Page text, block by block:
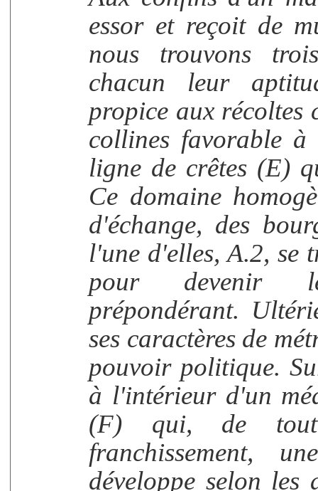
essor et reçoit de
nous trouvons
chacun leur
propice aux récoltes
collines favorable
ligne de crêtes (E)
Ce domaine
d'échange, des
l'une d'elles, A.2, se
pour devenir
prépondérant.
ses caractères de
pouvoir politique.
à l'intérieur d'un
(F) qui, de
franchissement,
développe selon